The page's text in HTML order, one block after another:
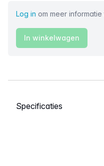
Log in om meer informatie
In winkelwagen
Selecteer een tabblad